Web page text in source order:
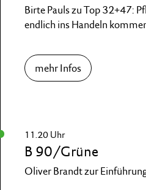
Birte Pauls zu Top 32+47:
endlich ins Handeln
mehr Infos
11.20 Uhr
B 90/Grüne
Oliver Brandt zur